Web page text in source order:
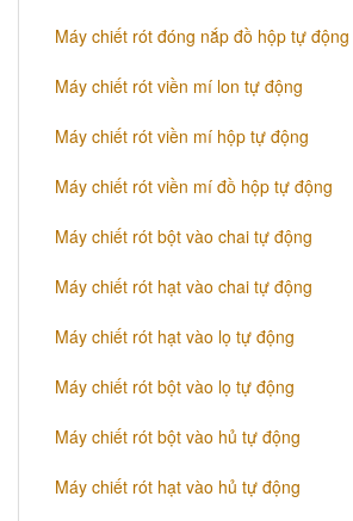
Máy chiết rót đóng nắp đồ hộp tự động
Máy chiết rót viền mí lon tự động
Máy chiết rót viền mí hộp tự động
Máy chiết rót viền mí đồ hộp tự động
Máy chiết rót bột vào chai tự động
Máy chiết rót hạt vào chai tự động
Máy chiết rót hạt vào lọ tự động
Máy chiết rót bột vào lọ tự động
Máy chiết rót bột vào hủ tự động
Máy chiết rót hạt vào hủ tự động